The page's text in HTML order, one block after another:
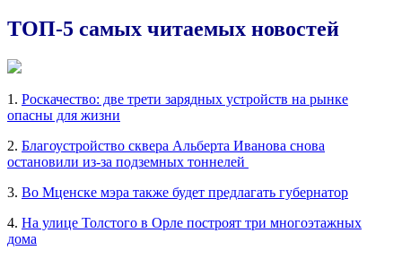
ТОП-5 самых читаемых новостей
1. Роскачество: две трети зарядных устройств на рынке
опасны для жизни
2. Благоустройство сквера Альберта Иванова снова
остановили из-за подземных тоннелей
3. Во Мценске мэра также будет предлагать губернатор
4. На улице Толстого в Орле построят три многоэтажных
дома